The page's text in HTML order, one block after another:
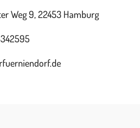
Weg 9, 22453 Hamburg